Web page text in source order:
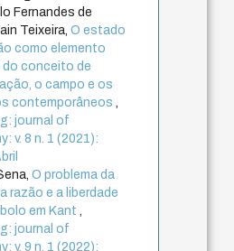
Fernandes de
Teixeira,O estado
como elemento
do conceito de
o campo e os
contemporâneos,
journal of
v. 8 n. 1 (2021):
O problema da
razão e a liberdade
em Kant,
journal of
v. 9 n. 1 (2022):